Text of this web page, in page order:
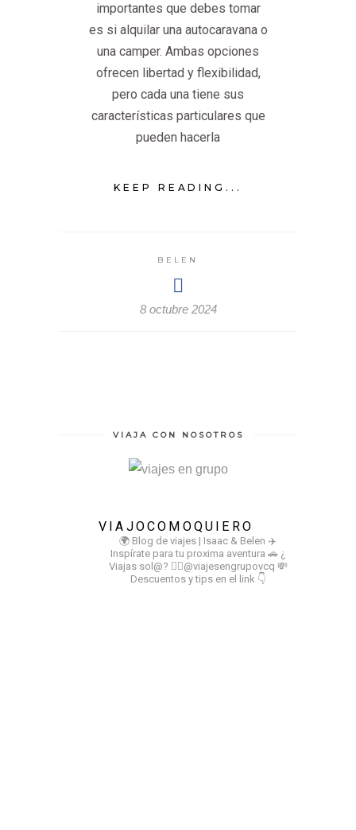
importantes que debes tomar
es si alquilar una autocaravana o
una camper. Ambas opciones
ofrecen libertad y flexibilidad,
pero cada una tiene sus
características particulares que
pueden hacerla
KEEP READING...
BELEN
8 octubre 2024
VIAJA CON NOSOTROS
VIAJOCOMOQUIERO
🌍 Blog de viajes | Isaac & Belen ✈️
Inspírate para tu proxima aventura 🚗 ¿
Viajas sol@? 👉🏻@viajesengrupovcq 💸
Descuentos y tips en el link 👇